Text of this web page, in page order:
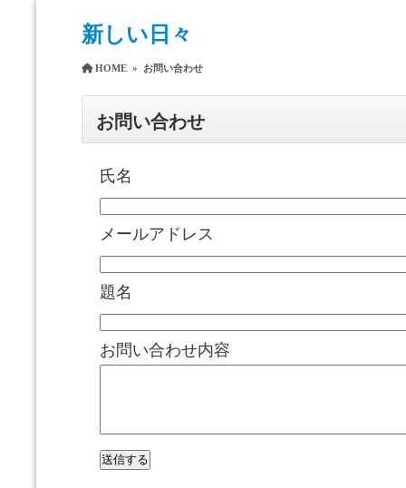
新しい日々
HOME » お問い合わせ
お問い合わせ
氏名
メールアドレス
題名
お問い合わせ内容